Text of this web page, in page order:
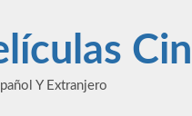
Y Extranjero